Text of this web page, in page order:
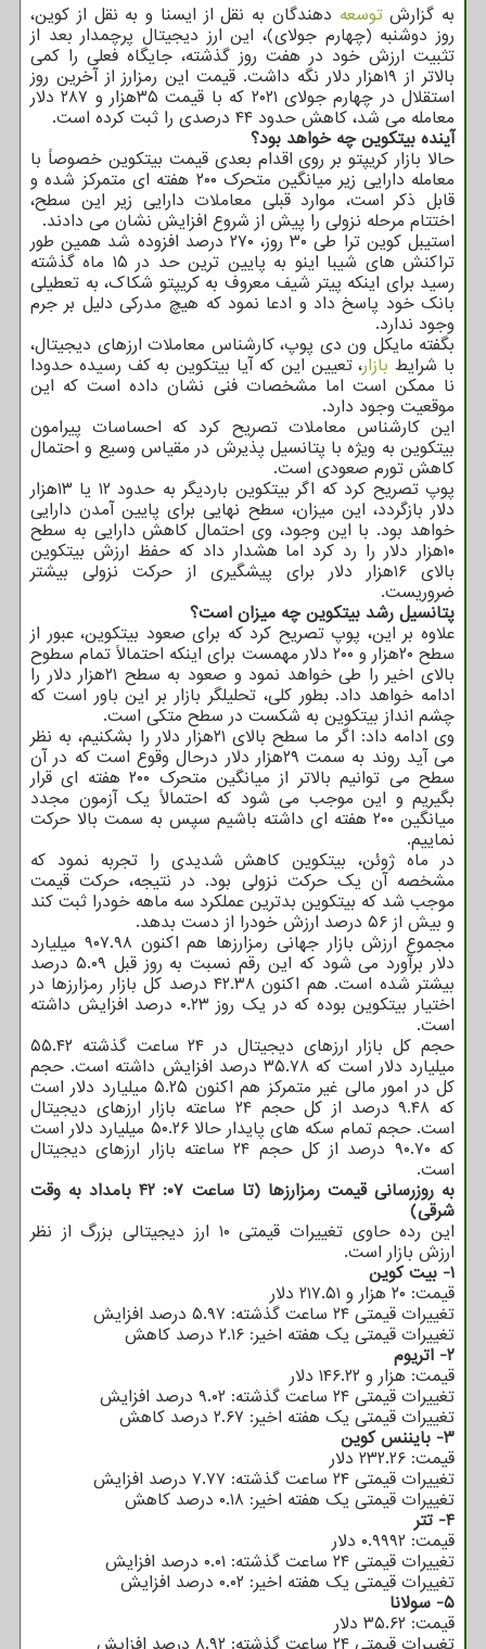
به گزارشتوسعه دهندگان به نقل از ایسنا و به نقل از کوین،
روز دوشنبه (چهارم جولای)، این ارز دیجیتال پرچمدار بعد از
تثبیت ارزش خود در هفت روز گذشته، جایگاه فعلی را کمی
بالاتر از ۱۹هزار دلار نگه داشت. قیمت این رمزارز از آخرین روز
استقلال در چهارم جولای ۲۰۲۱ که با قیمت ۳۵هزار و ۲۸۷ دلار
معامله می شد، کاهش حدود ۴۴ درصدی را ثبت کرده است.
آینده بیتکوین چه خواهد بود؟
حالا بازار کریپتو بر روی اقدام بعدی قیمت بیتکوین خصوصاً با
معامله دارایی زیر میانگین متحرک ۲۰۰ هفته ای متمرکز شده و
قابل ذکر است، موارد قبلی معاملات دارایی زیر این سطح،
اختتام مرحله نزولی را پیش از شروع افزایش نشان می دادند.
استیبل کوین ترا طی ۳۰ روز، ۲۷۰ درصد افزوده شد همین طور
تراکنش های شیبا اینو به پایین ترین حد در ۱۵ ماه گذشته
رسید برای اینکه پیتر شیف معروف به کریپتو شکاک، به تعطیلی
بانک خود پاسخ داد و ادعا نمود که هیچ مدرکی دلیل بر جرم
وجود ندارد.
بگفته مایکل ون دی پوپ، کارشناس معاملات ارزهای دیجیتال،
با شرایط بازار، تعیین این که آیا بیتکوین به کف رسیده حدودا
نا ممکن است اما مشخصات فنی نشان داده است که این
موقعیت وجود دارد.
این کارشناس معاملات تصریح کرد که احساسات پیرامون
بیتکوین به ویژه با پتانسیل پذیرش در مقیاس وسیع و احتمال
کاهش تورم صعودی است.
پوپ تصریح کرد که اگر بیتکوین باردیگر به حدود ۱۲ یا ۱۳هزار
دلار بازگردد، این میزان، سطح نهایی برای پایین آمدن دارایی
خواهد بود. با این وجود، وی احتمال کاهش دارایی به سطح
۱۰هزار دلار را رد کرد اما هشدار داد که حفظ ارزش بیتکوین
بالای ۱۶هزار دلار برای پیشگیری از حرکت نزولی بیشتر
ضروریست.
پتانسیل رشد بیتکوین چه میزان است؟
علاوه بر این، پوپ تصریح کرد که برای صعود بیتکوین، عبور از
سطح ۲۰هزار و ۲۰۰ دلار مهمست برای اینکه احتمالاً تمام سطوح
بالای اخیر را طی خواهد نمود و صعود به سطح ۲۱هزار دلار را
ادامه خواهد داد. بطور کلی، تحلیلگر بازار بر این باور است که
چشم انداز بیتکوین به شکست در سطح متکی است.
وی ادامه داد: اگر ما سطح بالای ۲۱هزار دلار را بشکنیم، به نظر
می آید روند به سمت ۲۹هزار دلار درحال وقوع است که در آن
سطح می توانیم بالاتر از میانگین متحرک ۲۰۰ هفته ای قرار
بگیریم و این موجب می شود که احتمالاً یک آزمون مجدد
میانگین ۲۰۰ هفته ای داشته باشیم سپس به سمت بالا حرکت
نماییم.
در ماه ژوئن، بیتکوین کاهش شدیدی را تجربه نمود که
مشخصه آن یک حرکت نزولی بود. در نتیجه، حرکت قیمت
موجب شد که بیتکوین بدترین عملکرد سه ماهه خودرا ثبت کند
و بیش از ۵۶ درصد ارزش خودرا از دست بدهد.
مجموع ارزش بازار جهانی رمزارزها هم اکنون ۹۰۷.۹۸ میلیارد
دلار برآورد می شود که این رقم نسبت به روز قبل ۵.۰۹ درصد
بیشتر شده است. هم اکنون ۴۲.۳۸ درصد کل بازار رمزارزها در
اختیار بیتکوین بوده که در یک روز ۰.۲۳ درصد افزایش داشته
است.
حجم کل بازار ارزهای دیجیتال در ۲۴ ساعت گذشته ۵۵.۴۲
میلیارد دلار است که ۳۵.۷۸ درصد افزایش داشته است. حجم
کل در امور مالی غیر متمرکز هم اکنون ۵.۲۵ میلیارد دلار است
که ۹.۴۸ درصد از کل حجم ۲۴ ساعته بازار ارزهای دیجیتال
است. حجم تمام سکه های پایدار حالا ۵۰.۲۶ میلیارد دلار است
که ۹۰.۷۰ درصد از کل حجم ۲۴ ساعته بازار ارزهای دیجیتال
است.
به روزرسانی قیمت رمزارزها (تا ساعت ۰۷: ۴۲ بامداد به وقت
شرقی)
این رده حاوی تغییرات قیمتی ۱۰ ارز دیجیتالی بزرگ از نظر
ارزش بازار است.
۱- بیت کوین
قیمت: ۲۰ هزار و ۲۱۷.۵۱ دلار
تغییرات قیمتی ۲۴ ساعت گذشته: ۵.۹۷ درصد افزایش
تغییرات قیمتی یک هفته اخیر: ۲.۱۶ درصد کاهش
۲- اتریوم
قیمت: هزار و ۱۴۶.۲۲ دلار
تغییرات قیمتی ۲۴ ساعت گذشته: ۹.۰۲ درصد افزایش
تغییرات قیمتی یک هفته اخیر: ۲.۶۷ درصد کاهش
۳- بایننس کوین
قیمت: ۲۳۲.۲۶ دلار
تغییرات قیمتی ۲۴ ساعت گذشته: ۷.۷۷ درصد افزایش
تغییرات قیمتی یک هفته اخیر: ۰.۱۸ درصد کاهش
۴- تتر
قیمت: ۰.۹۹۹۲ دلار
تغییرات قیمتی ۲۴ ساعت گذشته: ۰.۰۱ درصد افزایش
تغییرات قیمتی یک هفته اخیر: ۰.۰۲ درصد افزایش
۵- سولانا
قیمت: ۳۵.۶۲ دلار